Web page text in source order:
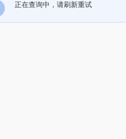
正在查询中，请刷新重试